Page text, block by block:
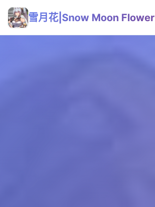
雪月花|Snow Moon Flower